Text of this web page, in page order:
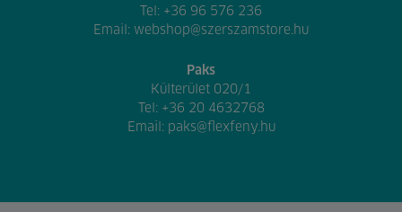
Tel: +36 96 576 236
Email: webshop@szerszamstore.hu
Paks
Külterület 020/1
Tel: +36 20 4632768
Email: paks@flexfeny.hu